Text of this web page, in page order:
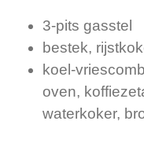
3-pits gasstel
bestek,
koel-
oven,
waterkoker,